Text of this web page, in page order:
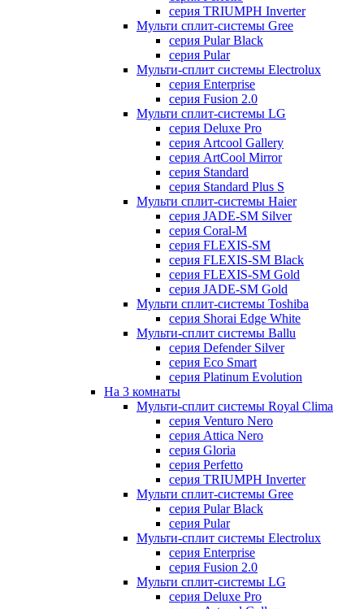
серия TRIUMPH Inverter
Мульти сплит-системы Gree
серия Pular Black
серия Pular
Мульти-сплит системы Electrolux
серия Enterprise
серия Fusion 2.0
Мульти сплит-системы LG
серия Deluxe Pro
серия Artcool Gallery
серия ArtCool Mirror
серия Standard
серия Standard Plus S
Мульти сплит-системы Haier
серия JADE-SM Silver
серия Coral-M
серия FLEXIS-SM
серия FLEXIS-SM Black
серия FLEXIS-SM Gold
серия JADE-SM Gold
Мульти сплит-системы Toshiba
серия Shorai Edge White
Мульти-сплит системы Ballu
серия Defender Silver
серия Eco Smart
серия Platinum Evolution
На 3 комнаты
Мульти-сплит системы Royal Clima
серия Venturo Nero
серия Attica Nero
серия Gloria
серия Perfetto
серия TRIUMPH Inverter
Мульти сплит-системы Gree
серия Pular Black
серия Pular
Мульти-сплит системы Electrolux
серия Enterprise
серия Fusion 2.0
Мульти сплит-системы LG
серия Deluxe Pro